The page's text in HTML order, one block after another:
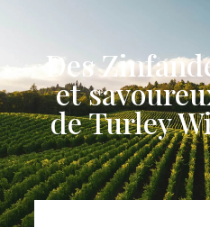
Des
et
de Turley